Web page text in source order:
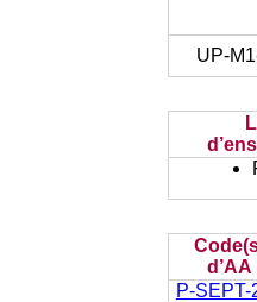
UP-
d’AA
P-SEPT-